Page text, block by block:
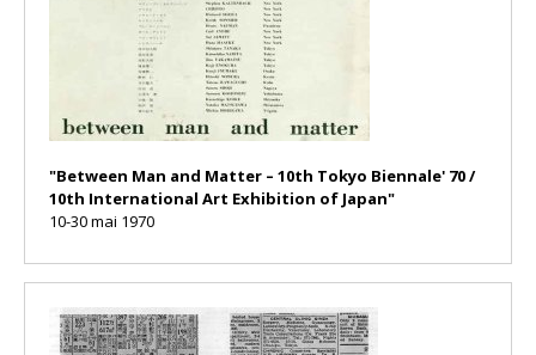
"Between Man and Matter – 10th Tokyo Biennale' 70 /
10th International Art Exhibition of Japan"
10-30 mai 1970